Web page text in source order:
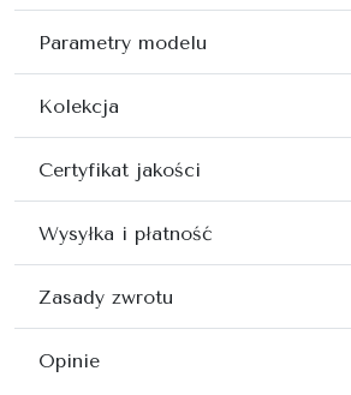
Parametry modelu
Kolekcja
Certyfikat jakości
Wysyłka i płatność
Zasady zwrotu
Opinie